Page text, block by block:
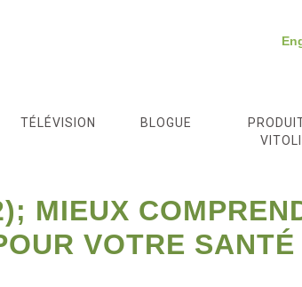
TÉLÉVISION BLOGUE
VITOLI
MIEUX
VOTRE SANTÉ